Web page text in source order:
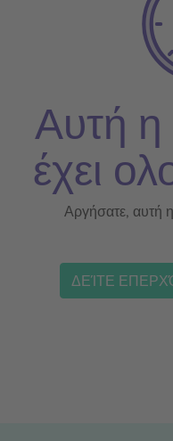
Αυτή
έχει
Αργήσατε, αυτή
ΔΕΊΤΕ